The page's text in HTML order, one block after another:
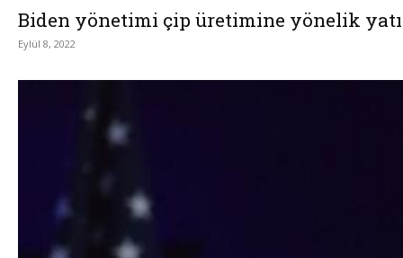
Biden yönetimi çip üretimine yönelik
Eylül 8, 2022